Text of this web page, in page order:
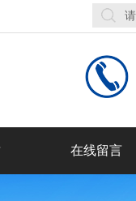
在线留言